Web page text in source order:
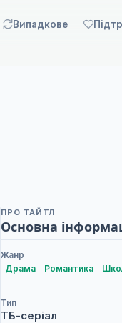
Випадкове
ПРО ТАЙТЛ
Основна
Жанр
Драма
Романтика
Тип
ТБ-серіал